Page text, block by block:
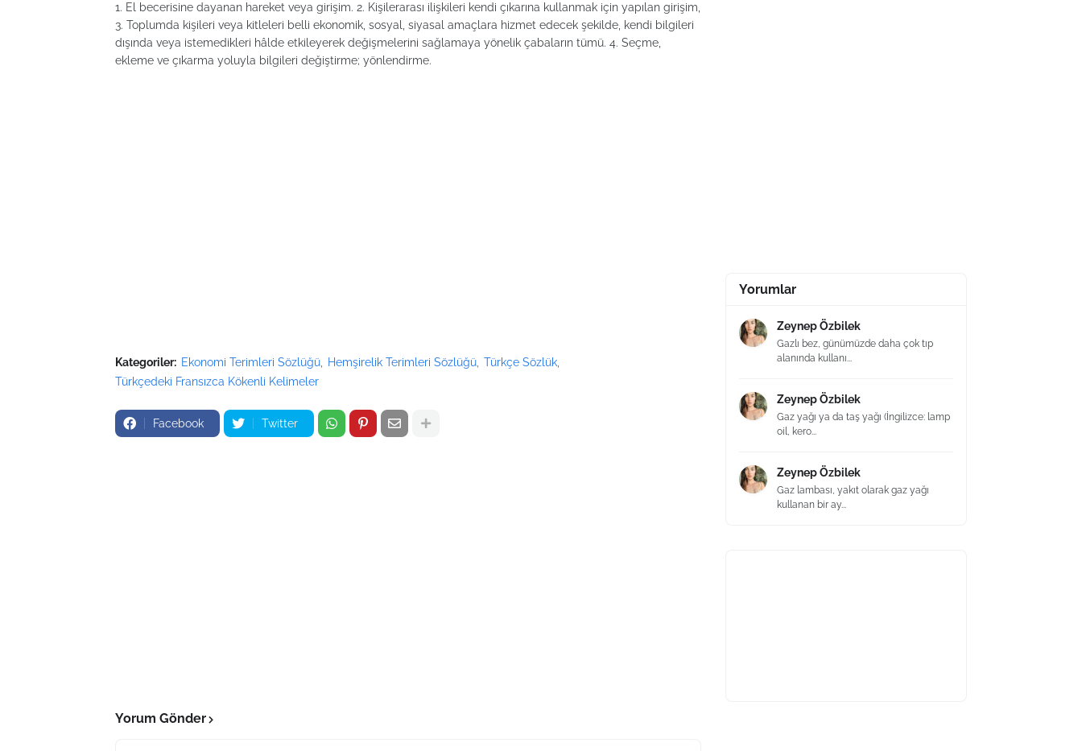
1. El becerisine dayanan hareket veya girişim. 2. Kişilerarası ilişkileri kendi çıkarına kullanmak için yapılan girişim,
3. Toplumda kişileri veya kitleleri belli ekonomik, sosyal, siyasal amaçlara hizmet edecek şekilde, kendi bilgileri
dışında veya istemedikleri hâlde etkileyerek değişmelerini sağlamaya yönelik çabaların tümü. 4. Seçme,
ekleme ve çıkarma yoluyla bilgileri değiştirme; yönlendirme.
Kategoriler: Ekonomi Terimleri Sözlüğü Hemşirelik Terimleri Sözlüğü Türkçe Sözlük
Türkçedeki Fransızca Kökenli Kelimeler
Facebook Twitter
Yorum Gönder
Yorumlar
Zeynep Özbilek
Gazlı bez, günümüzde daha çok tıp
alanında kullanı...
Zeynep Özbilek
Gaz yağı ya da taş yağı (İngilizce: lamp
oil, kero...
Zeynep Özbilek
Gaz lambası, yakıt olarak gaz yağı
kullanan bir ay...